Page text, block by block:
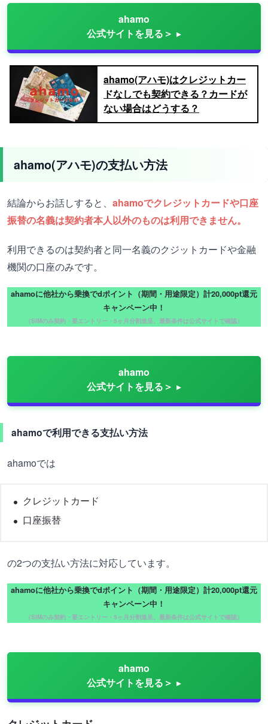
ahamo
公式サイトを見る＞
ahamo(アハモ)はクレジットカー
ドなしでも契約できる？カードが
ない場合はどうする？
ahamo(アハモ)の支払い方法
結論からお話しすると、 ahamoでクレジットカードや口座
振替の名義は契約者本人以外のものは利用できません。
利用できるのは契約者と同一名義のクジットカードや金融
機関の口座のみです。
ahamoに他社から乗換でdポイント（期間・用途限定）計20,000pt還元
キャンペーン中！
（SIMのみ契約・要エントリー・5ヶ月分割進呈。最新条件は公式サイトで確認）
ahamo
公式サイトを見る＞
ahamoで利用できる支払い方法
ahamoでは
クレジットカード
口座振替
の2つの支払い方法に対応しています。
ahamoに他社から乗換でdポイント（期間・用途限定）計20,000pt還元
キャンペーン中！
（SIMのみ契約・要エントリー・5ヶ月分割進呈。最新条件は公式サイトで確認）
ahamo
公式サイトを見る＞